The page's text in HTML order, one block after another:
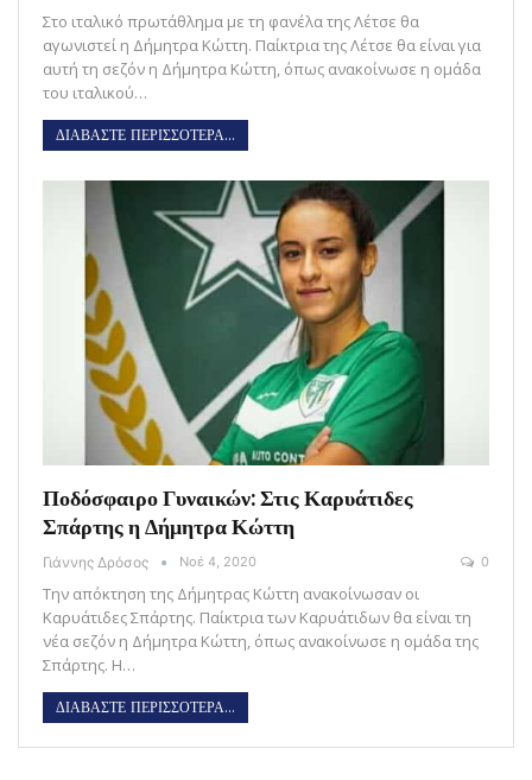
Στο ιταλικό πρωτάθλημα με τη φανέλα της Λέτσε θα
αγωνιστεί η Δήμητρα Κώττη. Παίκτρια της Λέτσε θα είναι για
αυτή τη σεζόν η Δήμητρα Κώττη, όπως ανακοίνωσε η ομάδα
του ιταλικού…
ΔΙΑΒΑΣΤΕ ΠΕΡΙΣΣΟΤΕΡΑ...
Ποδόσφαιρο Γυναικών: Στις Καρυάτιδες
Σπάρτης η Δήμητρα Κώττη
Γιάννης Δρόσος Νοέ 4, 2020 0
Την απόκτηση της Δήμητρας Κώττη ανακοίνωσαν οι
Καρυάτιδες Σπάρτης. Παίκτρια των Καρυάτιδων θα είναι τη
νέα σεζόν η Δήμητρα Κώττη, όπως ανακοίνωσε η ομάδα της
Σπάρτης. Η…
ΔΙΑΒΑΣΤΕ ΠΕΡΙΣΣΟΤΕΡΑ...